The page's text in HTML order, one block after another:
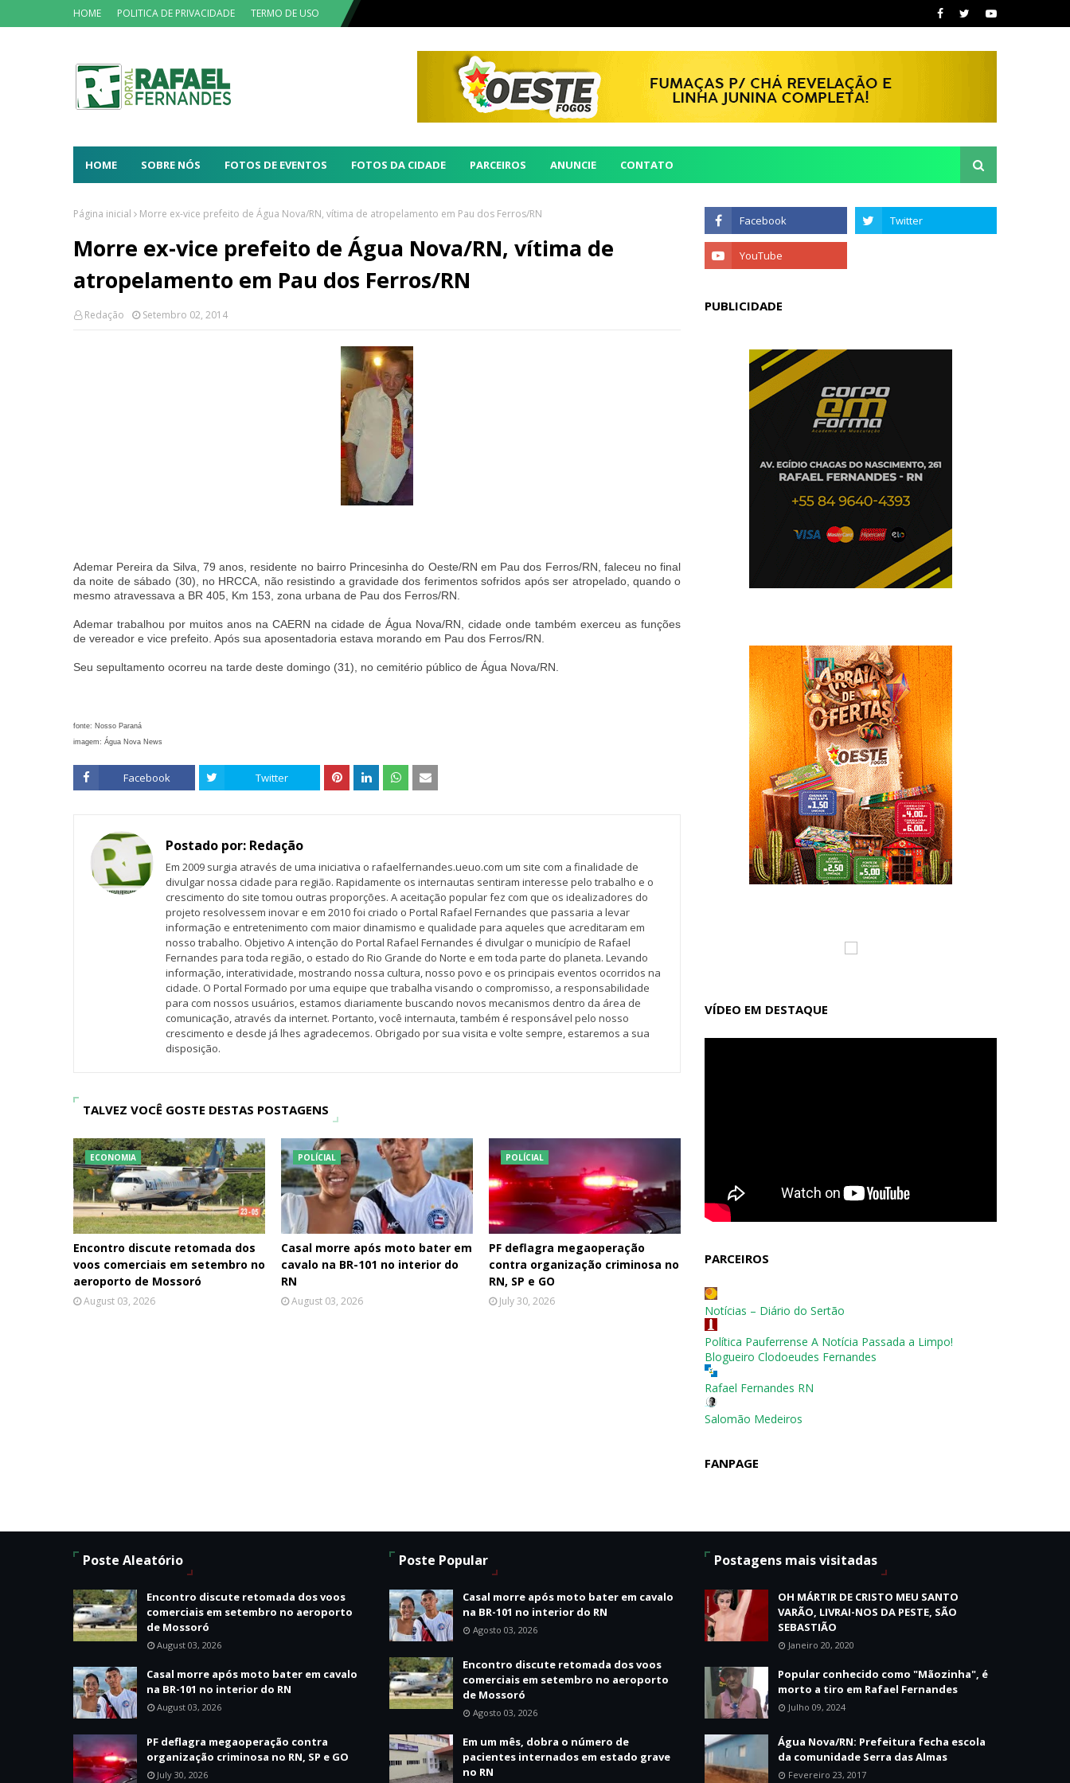
HOME POLITICA DE PRIVACIDADE TERMO DE USO
HOME SOBRE NÓS FOTOS DE EVENTOS FOTOS DA CIDADE PARCEIROS ANUNCIE CONTATO
Página inicial Morre ex-vice prefeito de Água Nova/RN, vítima de atropelamento em Pau dos Ferros/RN
Morre ex-vice prefeito de Água Nova/RN, vítima de
atropelamento em Pau dos Ferros/RN
Redação Setembro 02, 2014
Ademar Pereira da Silva, 79 anos, residente no bairro Princesinha do Oeste/RN em Pau dos Ferros/RN, faleceu no final
da noite de sábado (30), no HRCCA, não resistindo a gravidade dos ferimentos sofridos após ser atropelado, quando o
mesmo atravessava a BR 405, Km 153, zona urbana de Pau dos Ferros/RN.
Ademar trabalhou por muitos anos na CAERN na cidade de Água Nova/RN, cidade onde também exerceu as funções
de vereador e vice prefeito. Após sua aposentadoria estava morando em Pau dos Ferros/RN.
Seu sepultamento ocorreu na tarde deste domingo (31), no cemitério público de Água Nova/RN.
fonte: Nosso Paraná
imagem: Água Nova News
Facebook Twitter
Postado por: Redação
Em 2009 surgia através de uma iniciativa o rafaelfernandes.ueuo.com um site com a finalidade de
divulgar nossa cidade para região. Rapidamente os internautas sentiram interesse pelo trabalho e o
crescimento do site tomou outras proporções. A aceitação popular fez com que os idealizadores do
projeto resolvessem inovar e em 2010 foi criado o Portal Rafael Fernandes que passaria a levar
informação e entretenimento com maior dinamismo e qualidade para aqueles que acreditaram em
nosso trabalho. Objetivo A intenção do Portal Rafael Fernandes é divulgar o município de Rafael
Fernandes para toda região, o estado do Rio Grande do Norte e em toda parte do planeta. Levando
informação, interatividade, mostrando nossa cultura, nosso povo e os principais eventos ocorridos na
cidade. O Portal Formado por uma equipe que trabalha visando o compromisso, a responsabilidade
para com nossos usuários, estamos diariamente buscando novos mecanismos dentro da área de
comunicação, através da internet. Portanto, você internauta, também é responsável pelo nosso
crescimento e desde já lhes agradecemos. Obrigado por sua visita e volte sempre, estaremos a sua
disposição.
TALVEZ VOCÊ GOSTE DESTAS POSTAGENS
ECONOMIA
Encontro discute retomada dos
voos comerciais em setembro no
aeroporto de Mossoró
August 03, 2026
POLÍCIAL
Casal morre após moto bater em
cavalo na BR-101 no interior do
RN
August 03, 2026
POLÍCIAL
PF deflagra megaoperação
contra organização criminosa no
RN, SP e GO
July 30, 2026
PUBLICIDADE
VÍDEO EM DESTAQUE
PARCEIROS
Notícias – Diário do Sertão
Política Pauferrense A Notícia Passada a Limpo!
Blogueiro Clodoeudes Fernandes
Rafael Fernandes RN
Salomão Medeiros
FANPAGE
Poste Aleatório
Encontro discute retomada dos voos
comerciais em setembro no aeroporto
de Mossoró
August 03, 2026
Casal morre após moto bater em cavalo
na BR-101 no interior do RN
August 03, 2026
PF deflagra megaoperação contra
organização criminosa no RN, SP e GO
July 30, 2026
Poste Popular
Casal morre após moto bater em cavalo
na BR-101 no interior do RN
Agosto 03, 2026
Encontro discute retomada dos voos
comerciais em setembro no aeroporto
de Mossoró
Agosto 03, 2026
Em um mês, dobra o número de
pacientes internados em estado grave
no RN
Postagens mais visitadas
OH MÁRTIR DE CRISTO MEU SANTO
VARÃO, LIVRAI-NOS DA PESTE, SÃO
SEBASTIÃO
Janeiro 20, 2020
Popular conhecido como "Mãozinha", é
morto a tiro em Rafael Fernandes
Julho 09, 2024
Água Nova/RN: Prefeitura fecha escola
da comunidade Serra das Almas
Fevereiro 23, 2017